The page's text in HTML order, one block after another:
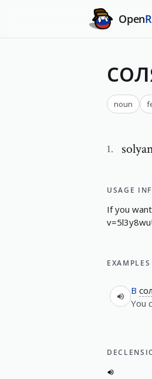
Open
noun
1.
USAGE
If you want
v=5l3y8wu
EXAMPLES
В
You